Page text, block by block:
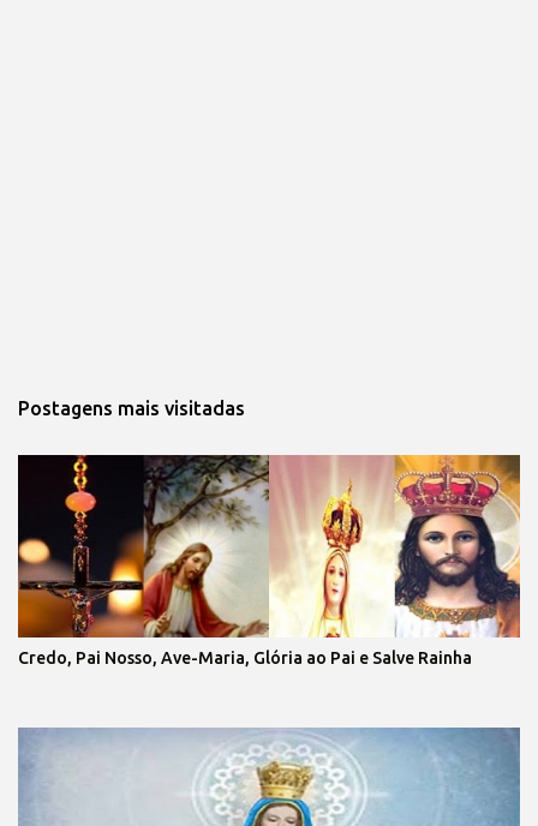
Postagens mais visitadas
Credo, Pai Nosso, Ave-Maria, Glória ao Pai e Salve Rainha